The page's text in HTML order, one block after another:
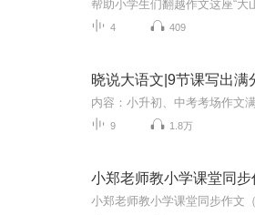
4 409
晓说大语文|9节课写出满
9 1.8万
小郑老师教小学课堂同步
小郑老师教小学课堂同步作文（